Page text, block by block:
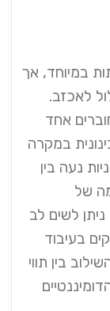
במיוחד, אך
לאכזב.
אחד
במקרה
נעה בין
של
לשים לב
בעיבוד
בין תווי